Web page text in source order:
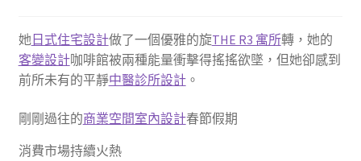
她日式住宅設計做了一個優雅的旋THE R3 寓所轉，她的
客變設計咖啡館被兩種能量衝擊得搖搖欲墜，但她卻感到
前所未有的平靜中醫診所設計。
剛剛過往的商業空間室內設計春節假期
消費市場持續火熱